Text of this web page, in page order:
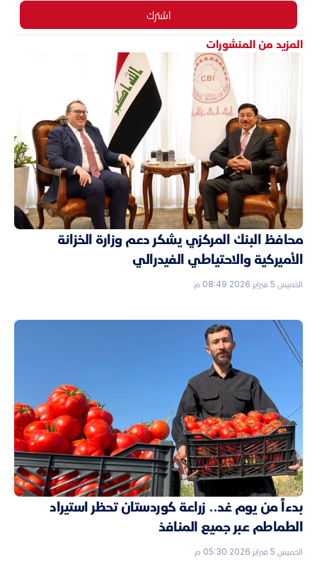
اشترك
المزيد من المنشورات
محافظ البنك المركزي يشكر دعم وزارة الخزانة
الأميركية والاحتياطي الفيدرالي
الخميس 5 فبراير 2026 08:49 م
بدءاً من يوم غد.. زراعة كوردستان تحظر استيراد
الطماطم عبر جميع المنافذ
الخميس 5 فبراير 2026 05:30 م